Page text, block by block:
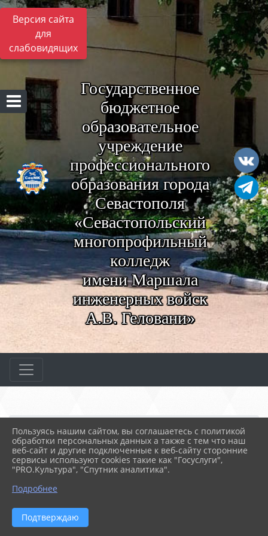
Версия сайта
для
слабовидящих
Государственное
бюджетное
образовательное
учреждение
профессионального
образования города
Севастополя
«Севастопольский
многопрофильный
колледж
имени Маршала
инженерных войск
А.В. Геловани»
Главная МЕРОПРИЯТИЯ
Новости
Компетенция «Малярные ...
20.02.2026 11:54
КОМПЕТЕНЦИЯ «МАЛЯРНЫЕ И
ДЕКОРАТИВНЫЕ РАБОТЫ» ДЕНЬ 3
Пользуясь нашим сайтом, вы соглашаетесь с политикой
обработки персональных данных а также с тем что наш
веб-сайт и другие подключенные к веб-сайту сторонние
сервисы используют cookies такие как "Госуслуги",
"PRO.Культура", "Спутник аналитика".
Подробнее
Подтверждаю